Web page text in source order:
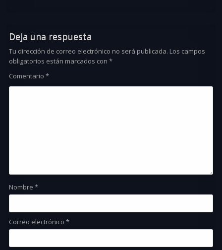
Deja una respuesta
Tu dirección de correo electrónico no será publicada. Los campos
obligatorios están marcados con*
Comentario*
Nombre*
Correo electrónico*